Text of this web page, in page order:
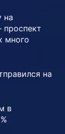
на
много
на
в